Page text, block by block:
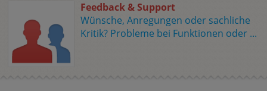
Feedback & Support
Wünsche, Anregungen oder sachliche
Kritik? Probleme bei Funktionen oder ...